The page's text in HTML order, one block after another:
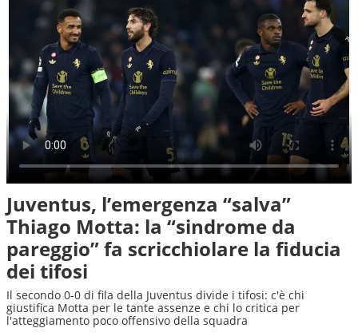
Juventus, l’emergenza “salva”
Thiago Motta: la “sindrome da
pareggio” fa scricchiolare la fiducia
dei tifosi
Il secondo 0-0 di fila della Juventus divide i tifosi: c'è chi
giustifica Motta per le tante assenze e chi lo critica per
l'atteggiamento poco offensivo della squadra